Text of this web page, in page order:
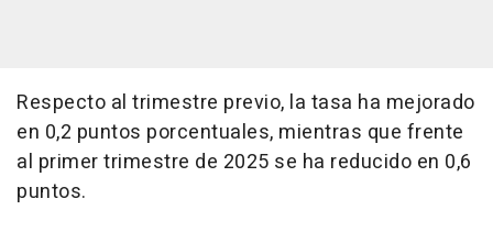
Respecto al trimestre previo, la tasa ha mejorado
en 0,2 puntos porcentuales, mientras que frente
al primer trimestre de 2025 se ha reducido en 0,6
puntos.